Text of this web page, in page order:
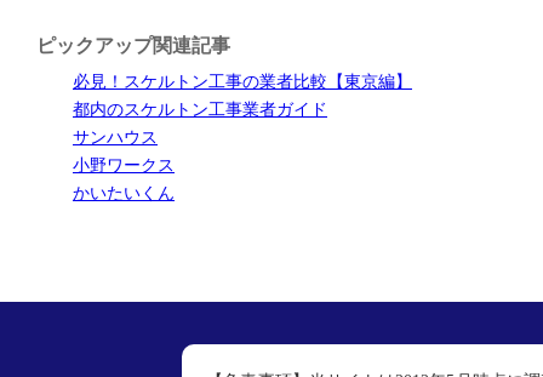
ピックアップ関連記事
必見！スケルトン工事の業者比較【東京編】
都内のスケルトン工事業者ガイド
サンハウス
小野ワークス
かいたいくん